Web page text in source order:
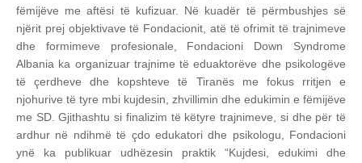
fëmijëve me aftësi të kufizuar. Në kuadër të përmbushjes së
njërit prej objektivave të Fondacionit, atë të ofrimit të trajnimeve
dhe formimeve profesionale, Fondacioni Down Syndrome
Albania ka organizuar trajnime të eduaktorëve dhe psikologëve
të çerdheve dhe kopshteve të Tiranës me fokus rritjen e
njohurive të tyre mbi kujdesin, zhvillimin dhe edukimin e fëmijëve
me SD. Gjithashtu si finalizim të këtyre trajnimeve, si dhe për të
ardhur në ndihmë të çdo edukatori dhe psikologu, Fondacioni
ynë ka publikuar udhëzesin praktik “Kujdesi, edukimi dhe